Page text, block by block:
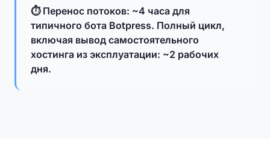
⏱ Перенос потоков: ~4 часа для
типичного бота Botpress. Полный цикл,
включая вывод самостоятельного
хостинга из эксплуатации: ~2 рабочих
дня.